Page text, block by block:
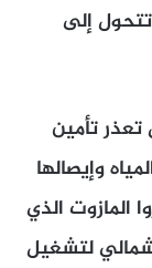
إلى
تأمين
وإيصالها
المازوت الذي
لتشغيل